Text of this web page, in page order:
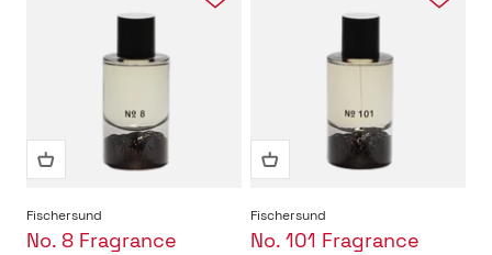
Fischersund
No. 8 Fragrance
Fischersund
No. 101 Fragrance